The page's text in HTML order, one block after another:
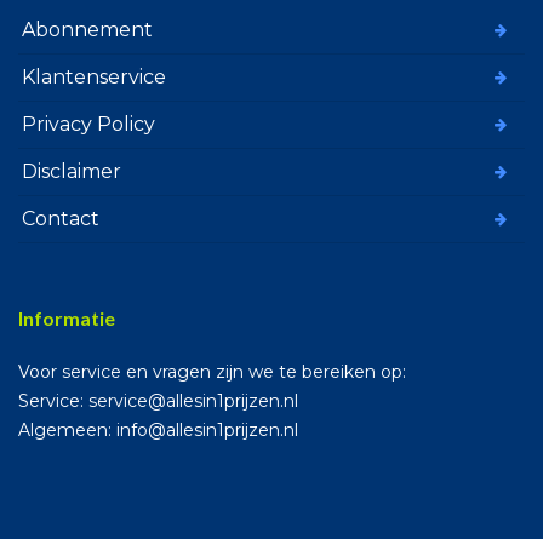
Abonnement
Klantenservice
Privacy Policy
Disclaimer
Contact
Informatie
Voor service en vragen zijn we te bereiken op:
Service: service@allesin1prijzen.nl
Algemeen: info@allesin1prijzen.nl